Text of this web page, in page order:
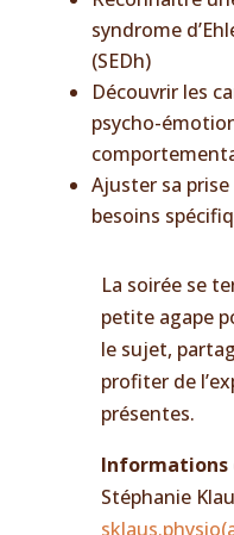
syndrome
(SEDh)
Découvrir les
psycho-
Ajuster sa
besoins
La soirée se
petite agape
le sujet,
profiter de
présentes.
Informations
Stéphanie